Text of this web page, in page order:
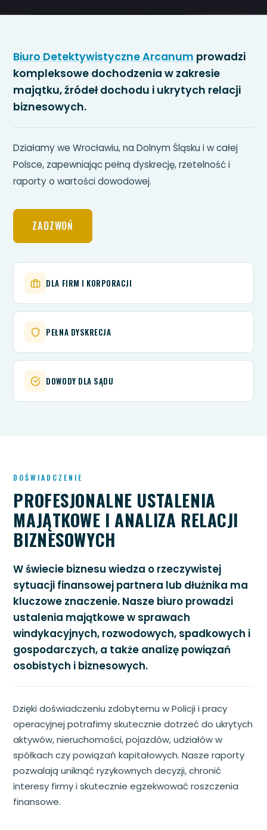
Biuro Detektywistyczne Arcanum prowadzi
kompleksowe dochodzenia w zakresie
majątku, źródeł dochodu i ukrytych relacji
biznesowych.
Działamy we Wrocławiu, na Dolnym Śląsku i w całej
Polsce, zapewniając pełną dyskrecję, rzetelność i
raporty o wartości dowodowej.
ZADZWOŃ
DLA FIRM I KORPORACJI
PEŁNA DYSKRECJA
DOWODY DLA SĄDU
DOŚWIADCZENIE
PROFESJONALNE USTALENIA
MAJĄTKOWE I ANALIZA RELACJI
BIZNESOWYCH
W świecie biznesu wiedza o rzeczywistej
sytuacji finansowej partnera lub dłużnika ma
kluczowe znaczenie. Nasze biuro prowadzi
ustalenia majątkowe w sprawach
windykacyjnych, rozwodowych, spadkowych i
gospodarczych, a także analizę powiązań
osobistych i biznesowych.
Dzięki doświadczeniu zdobytemu w Policji i pracy
operacyjnej potrafimy skutecznie dotrzeć do ukrytych
aktywów, nieruchomości, pojazdów, udziałów w
spółkach czy powiązań kapitałowych. Nasze raporty
pozwalają uniknąć ryzykownych decyzji, chronić
interesy firmy i skutecznie egzekwować roszczenia
finansowe.